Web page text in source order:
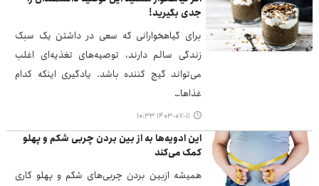
جدی بگیرید!
برای گیاهخوارانی که سعی در داشتن یک سبک
زندگی سالم دارند، توصیه‌های تغذیه‌ای اغلب
می‌تواند گیج کننده باشد. یادگیری اینکه کدام
غذاها…
۱۴۰۳-۰۷-۱۱ ۱۰:۳۳
این ادویه‌ها به از بین بردن چربی شکم و پهلو
کمک می‌کند
همیشه ازبین بردن چربی‌های شکم و پهلو کاری